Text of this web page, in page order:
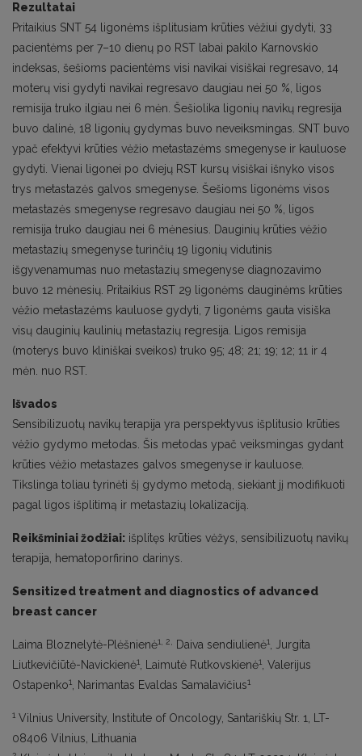
Rezultatai
Pritaikius SNT 54 ligonėms išplitusiam krūties vėžiui gydyti, 33
pacientėms per 7–10 dienų po RST labai pakilo Karnovskio
indeksas, šešioms pacientėms visi navikai visiškai regresavo, 14
moterų visi gydyti navikai regresavo daugiau nei 50 %, ligos
remisija truko ilgiau nei 6 mėn. Šešiolika ligonių navikų regresija
buvo dalinė, 18 ligonių gydymas buvo neveiksmingas. SNT buvo
ypač efektyvi krūties vėžio metastazėms smegenyse ir kauluose
gydyti. Vienai ligonei po dviejų RST kursų visiškai išnyko visos
trys metastazės galvos smegenyse. Šešioms ligonėms visos
metastazės smegenyse regresavo daugiau nei 50 %, ligos
remisija truko daugiau nei 6 mėnesius. Dauginių krūties vėžio
metastazių smegenyse turinčių 19 ligonių vidutinis
išgyvenamumas nuo metastazių smegenyse diagnozavimo
buvo 12 mėnesių. Pritaikius RST 29 ligonėms dauginėms krūties
vėžio metastazėms kauluose gydyti, 7 ligonėms gauta visiška
visų dauginių kaulinių metastazių regresija. Ligos remisija
(moterys buvo kliniškai sveikos) truko 95; 48; 21; 19; 12; 11 ir 4
mėn. nuo RST.
Išvados
Sensibilizuotų navikų terapija yra perspektyvus išplitusio krūties
vėžio gydymo metodas. Šis metodas ypač veiksmingas gydant
krūties vėžio metastazes galvos smegenyse ir kauluose.
Tikslinga toliau tyrinėti šį gydymo metodą, siekiant jį modifikuoti
pagal ligos išplitimą ir metastazių lokalizaciją.
Reikšminiai žodžiai: išplitęs krūties vėžys, sensibilizuotų navikų
terapija, hematoporfirino darinys.
Sensitized treatment and diagnostics of advanced
breast cancer
Laima Bloznelytė-Plėšnienė1, 2, Daiva sendiulienė1
, Jurgita
Liutkevičiūtė-Navickienė1 , Laimutė Rutkovskienė1
, Valerijus
Ostapenko1 , Narimantas Evaldas Samalavičius1
1 Vilnius University, Institute of Oncology, Santariškių Str. 1, LT-
08406 Vilnius, Lithuania